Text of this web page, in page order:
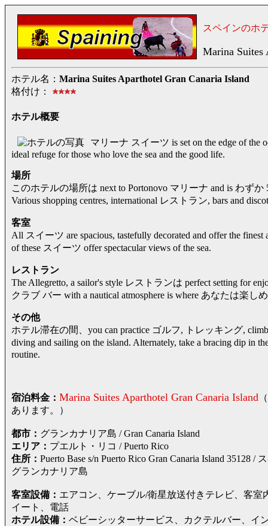
スペインのホ
Marina Suites
ホテル名： Marina Suites Aparthotel Gran Canaria Island
格付け：
ホテル概要
マリーナ スイーツ is set on the edge of the
ideal refuge for those who love the sea and the good life.
場所
このホテルの場所は next to Portonovo マリーナ and is わず
Various shopping centres, international レストラン, bars and
客室
All スイーツ are spacious, tastefully decorated and offer the finest
of these スイーツ offer spectacular views of the sea.
レストラン
The Allegretto, a sailor's style レストランは perfect setting for
クラブ バー with a nautical atmosphere is where あなたは楽し
その他
ホテル滞在の間、you can practice ゴルフ, トレッキング,
diving and sailing on the island. Alternately, take a bracing dip in
routine.
宿泊料金： Marina Suites Aparthotel Gran Canaria Island
あります。）
都市： グランカナリア島 / Gran Canaria Island
エリア： プエルト・リコ / Puerto Rico
住所： Puerto Base s/n Puerto Rico Gran Canaria Island
グランカナリア島
客室設備： エアコン、ケーブル/衛星放送付きテレビ、客
イート、電話
ホテル設備： ベビーシッターサービス、カクテルバー、イ